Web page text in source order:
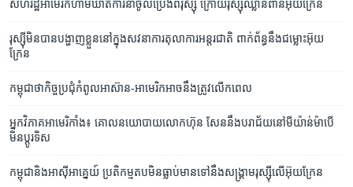
សហរដ្ឋ​អាមេរិក​ហាមឃាត់​ការ​នាំ​ចូល​ប្រេង​ពី​រុស្ស៊ី​ ក្រោយ​​រុស្ស៊ី​ឈ្លានពាន​​អ៊ុយក្រែន
រុស្ស៊ី​មិន​បាន​​បង្ហាញ​ខ្លួន​នៅ​ក្នុង​សវនាការ​តុលាការ​អន្តរជាតិ​ ​ពាក់​ព័ន្ធ​នឹង​ជម្លោះ​​អ៊ុយ
ក្រែន
កម្ពុជា​ថា​កិច្ច​ប្រជុំ​កំពូល​អាស៊ាន-អាមេរិក​អាច​នឹង​ត្រូវ​លើក​ពេល
អ្នកវិភាគ​អាមេរិកាំង៖ គោលនយោបាយ​លោកហ៊ុន សែន​នឹង​​បរាជ័យ​នៅ​មីយ៉ាន់ម៉ា​បើ​
មិនប្តូរ​ទិស
កម្ពុជា​និង​អាស៊ី​អាគ្នេយ៍ ប្រតិកម្ម​តប​មិន​ធ្លាប់​មាន​ទៅ​នឹង​សង្គ្រាម​រុស្ស៊ី​លើ​អ៊ុយក្រែន